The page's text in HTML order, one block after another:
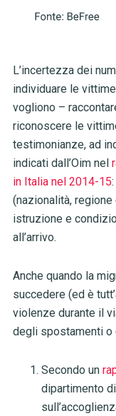
L’incertezza dei
individuare le
vogliono –
riconoscere le
testimonianze, ad
indicati dall’Oim nel
in Italia nel 2014-15
(nazionalità,
istruzione e
all’arrivo.
Anche quando la
succedere (ed è
violenze durante il
degli spostamenti o
Secondo un
dipartimento